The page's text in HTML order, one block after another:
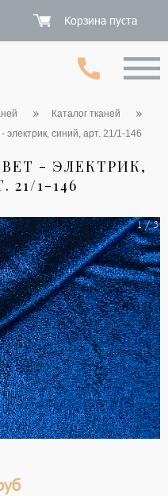
Корзина пуста
Каталог тканей
электрик, синий, арт. 21/1-146
- ЭЛЕКТРИК,
1-146
1 / 3